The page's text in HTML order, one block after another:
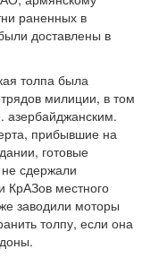
раненных в
доставлены в
толпа была
милиции, в том
азербайджанским.
прибывшие на
готовые
сдержали
КрАЗов местного
заводили моторы
толпу, если она